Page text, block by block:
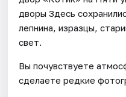
дворы Здесь
лепнина, изразцы,
свет.
Вы почувствуете
сделаете редкие